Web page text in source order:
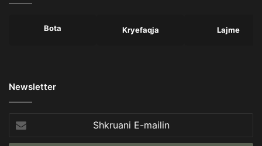
Bota Kryefaqja Lajme
Newsletter
E-
mailin